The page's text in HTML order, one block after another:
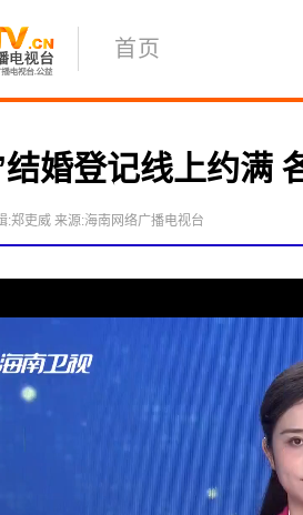
首页
婚登记线上约满
:郑吏威 来源:海南网络广播电视台